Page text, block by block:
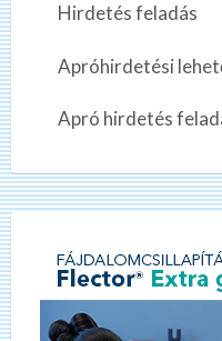
Hirdetés feladás
Apróhirdetési
Apró hirdetés